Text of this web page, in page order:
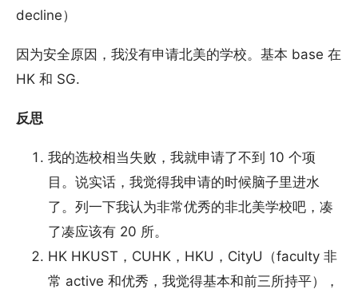
decline）
因为安全原因，我没有申请北美的学校。基本 base 在
HK 和 SG.
反思
我的选校相当失败，我就申请了不到 10 个项
目。说实话，我觉得我申请的时候脑子里进水
了。列一下我认为非常优秀的非北美学校吧，凑
了凑应该有 20 所。
HK HKUST，CUHK，HKU，CityU（faculty 非
常 active 和优秀，我觉得基本和前三所持平），